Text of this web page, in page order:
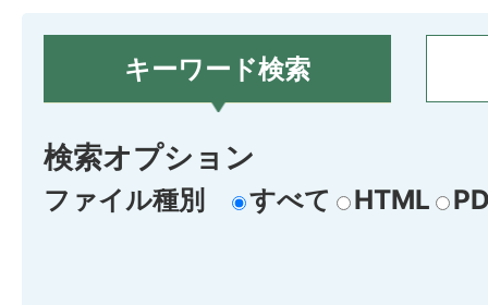
キーワード検索
検索オプション
ファイル種別 すべて HTML